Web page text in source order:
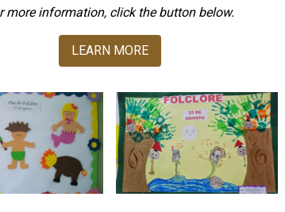
more information, click the button below.
LEARN MORE